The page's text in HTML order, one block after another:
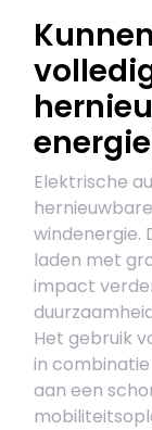
Elektrische
windenergie.
laden met
impact
Het gebruik
in
aan een